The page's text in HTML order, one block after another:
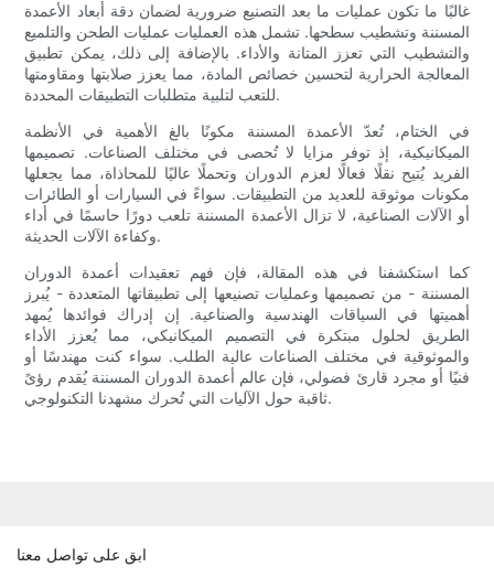
غالبًا ما تكون عمليات ما بعد التصنيع ضرورية لضمان دقة أبعاد الأعمدة
المسننة وتشطيب سطحها. تشمل هذه العمليات عمليات الطحن والتلميع
والتشطيب التي تعزز المتانة والأداء. بالإضافة إلى ذلك، يمكن تطبيق
المعالجة الحرارية لتحسين خصائص المادة، مما يعزز صلابتها ومقاومتها
للتعب لتلبية متطلبات التطبيقات المحددة.
في الختام، تُعدّ الأعمدة المسننة مكونًا بالغ الأهمية في الأنظمة
الميكانيكية، إذ توفر مزايا لا تُحصى في مختلف الصناعات. تصميمها
الفريد يُتيح نقلًا فعالًا لعزم الدوران وتحملًا عاليًا للمحاذاة، مما يجعلها
مكونات موثوقة للعديد من التطبيقات. سواءً في السيارات أو الطائرات
أو الآلات الصناعية، لا تزال الأعمدة المسننة تلعب دورًا حاسمًا في أداء
وكفاءة الآلات الحديثة.
كما استكشفنا في هذه المقالة، فإن فهم تعقيدات أعمدة الدوران
المسننة - من تصميمها وعمليات تصنيعها إلى تطبيقاتها المتعددة - يُبرز
أهميتها في السياقات الهندسية والصناعية. إن إدراك فوائدها يُمهد
الطريق لحلول مبتكرة في التصميم الميكانيكي، مما يُعزز الأداء
والموثوقية في مختلف الصناعات عالية الطلب. سواء كنت مهندسًا أو
فنيًا أو مجرد قارئ فضولي، فإن عالم أعمدة الدوران المسننة يُقدم رؤىً
ثاقبة حول الآليات التي تُحرك مشهدنا التكنولوجي.
ابق على تواصل معنا